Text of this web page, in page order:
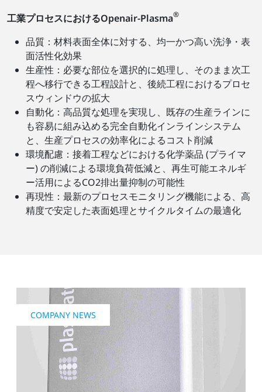
工業プロセスにおけるOpenair-Plasma®
品質：材料表面全体に対する、均一かつ高い洗浄・表
面活性化効果
生産性：必要な部位を選択的に処理し、そのまま次工
程へ移行できる工程設計と、後続工程におけるプロセ
スウィンドウの拡大
自動化：高品質な処理を実現し、既存の生産ラインに
も容易に組み込める完全自動化インラインシステム
と、生産プロセスの効率化によるコスト削減
環境配慮：接着工程などにおける化学薬品 (プライマ
ー) の削減による環境負荷低減と、再生可能エネルギ
ー活用によるCO2排出量抑制の可能性
再現性：最新のプロセスモニタリング機能による、高
精度で安定した表面処理とサイクルタイムの最適化
COMPANY NEWS